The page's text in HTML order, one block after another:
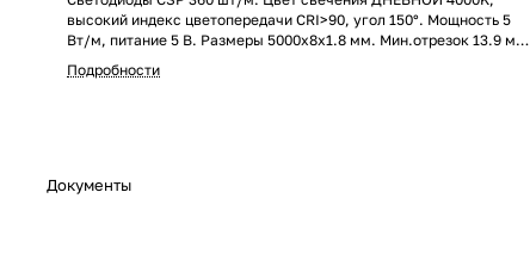
высокий индекс цветопередачи CRI>90, угол 150°. Мощность 5
Вт/м, питание 5 В. Размеры 5000х8х1.8 мм. Мин.отрезок 13.9 мм.,
5 светодиодов. Скотч 3М для установки. Цена за 1м. Обязательна
установка на профиль.
Подробности
Документы